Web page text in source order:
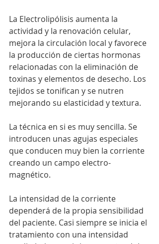
La Electrolipólisis aumenta la
actividad y la renovación celular,
mejora la circulación local y favorece
la producción de ciertas hormonas
relacionadas con la eliminación de
toxinas y elementos de desecho. Los
tejidos se tonifican y se nutren
mejorando su elasticidad y textura.
La técnica en si es muy sencilla. Se
introducen unas agujas especiales
que conducen muy bien la corriente
creando un campo electro-
magnético.
La intensidad de la corriente
dependerá de la propia sensibilidad
del paciente. Casi siempre se inicia el
tratamiento con una intensidad